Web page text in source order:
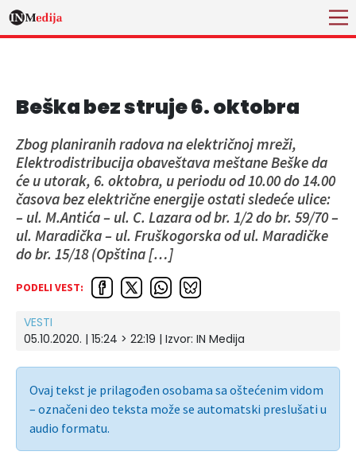
Beška bez struje 6. oktobra
Zbog planiranih radova na električnoj mreži,
Elektrodistribucija obaveštava meštane Beške da
će u utorak, 6. oktobra, u periodu od 10.00 do 14.00
časova bez električne energije ostati sledeće ulice:
– ul. M.Antića – ul. C. Lazara od br. 1/2 do br. 59/70 –
ul. Maradička – ul. Fruškogorska od ul. Maradičke
do br. 15/18 (Opština […]
PODELI VEST:
VESTI
05.10.2020. | 15:24 > 22:19 | Izvor: IN Medija
Ovaj tekst je prilagođen osobama sa oštećenim vidom
– označeni deo teksta može se automatski preslušati u
audio formatu.